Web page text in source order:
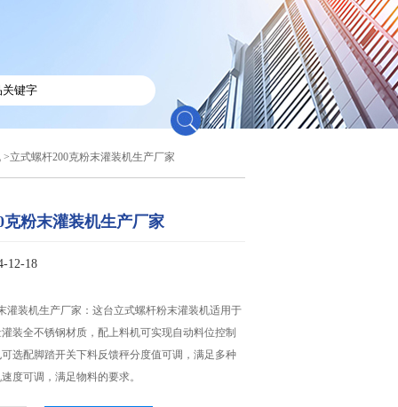
>立式螺杆200克粉末灌装机生产厂家
克粉末灌装机生产厂家
12-18
灌装机生产厂家：这台立式螺杆粉末灌装机​适用于
装全不锈钢材质，配上料机可实现自动料位控制
选配脚踏开关下料反馈秤分度值可调，满足多种
度可调，满足物料的要求。